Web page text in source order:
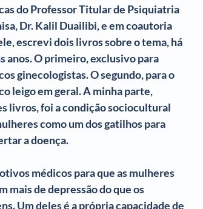
Maris Grespan Francisco Assumpção
do Professor Titular de Psiquiatria
Dr. Kalil Duailibi, e em coautoria
escrevi dois livros sobre o tema, há
anos. O primeiro, exclusivo para
ginecologistas. O segundo, para o
leigo em geral. A minha parte,
livros, foi a condição sociocultural
como um dos gatilhos para
a doença.
médicos para que as mulheres
mais de depressão do que os
Um deles é a própria capacidade de